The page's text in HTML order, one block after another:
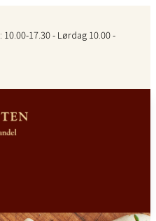
17.30 - Lørdag 10.00 -